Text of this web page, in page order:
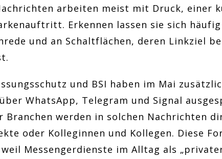
arbeiten meist mit Druck, einer
Erkennen lassen sie sich
und an Schaltflächen, deren Linkziel
und BSI haben im Mai
WhatsApp, Telegram und Signal
Branchen werden in solchen Nachrichten
oder Kolleginnen und Kollegen. Diese
Messengerdienste im Alltag als